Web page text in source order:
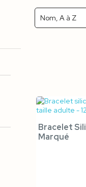
Nom, A à Z

Bracelet
Marqué